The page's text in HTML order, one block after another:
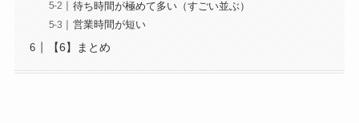
待ち時間が極めて多い（すごい並ぶ）
営業時間が短い
【6】まとめ